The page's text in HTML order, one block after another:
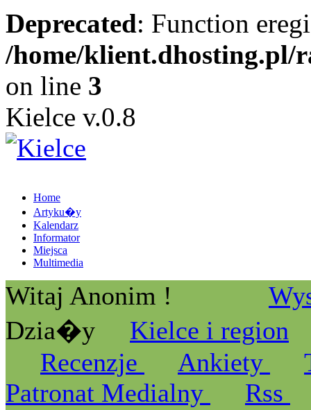
Deprecated: Function
/home/
on line 3
Kielce v.0.8
Home
Artyku�y
Kalendarz
Informator
Miejsca
Multimedia
Witaj Anonim !
Dzia�y
Kielce i region
Recenzje
Ankiety
Patronat Medialny
Rss